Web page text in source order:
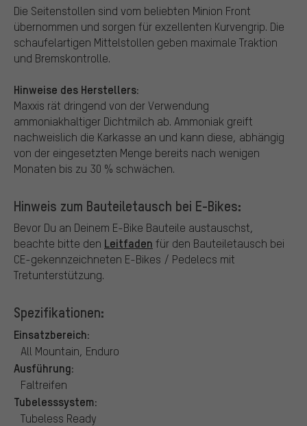
Die Seitenstollen sind vom beliebten Minion Front
übernommen und sorgen für exzellenten Kurvengrip. Die
schaufelartigen Mittelstollen geben maximale Traktion
und Bremskontrolle.
Hinweise des Herstellers:
Maxxis rät dringend von der Verwendung
ammoniakhaltiger Dichtmilch ab. Ammoniak greift
nachweislich die Karkasse an und kann diese, abhängig
von der eingesetzten Menge bereits nach wenigen
Monaten bis zu 30 % schwächen.
Hinweis zum Bauteiletausch bei E-Bikes:
Bevor Du an Deinem E-Bike Bauteile austauschst,
beachte bitte den Leitfaden für den Bauteiletausch bei
CE-gekennzeichneten E-Bikes / Pedelecs mit
Tretunterstützung.
Spezifikationen:
Einsatzbereich:
All Mountain, Enduro
Ausführung:
Faltreifen
Tubelesssystem:
Tubeless Ready